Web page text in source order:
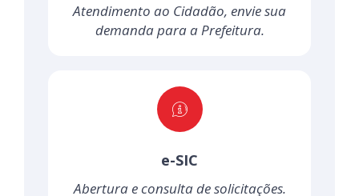
Atendimento ao Cidadão, envie sua
demanda para a Prefeitura.
e-SIC
Abertura e consulta de solicitações.